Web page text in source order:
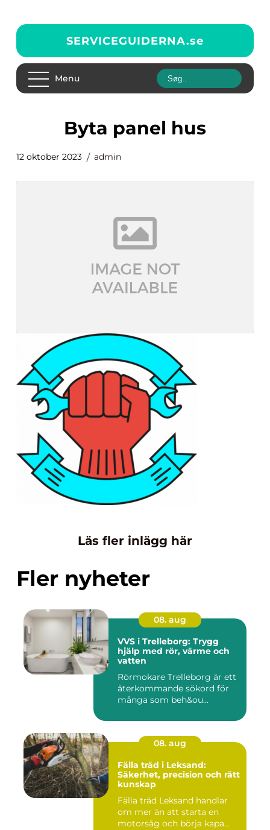
SERVICEGUIDERNA.se
Menu
byta panel hus
12 oktober 2023 admin
Läs fler inlägg här
Fler nyheter
08. aug
VVS i Trelleborg: Trygg
hjälp med rör, värme och
vatten
Rörmokare Trelleborg är ett
återkommande sökord för
många som beh&ou...
08. aug
Fälla träd i Leksand:
Säkerhet, precision och rätt
kunskap
Fälla träd Leksand handlar
om mer än att starta en
motorsåg och börja kapa...